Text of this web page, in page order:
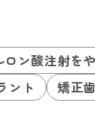
ロン酸注射を
ント
矯正